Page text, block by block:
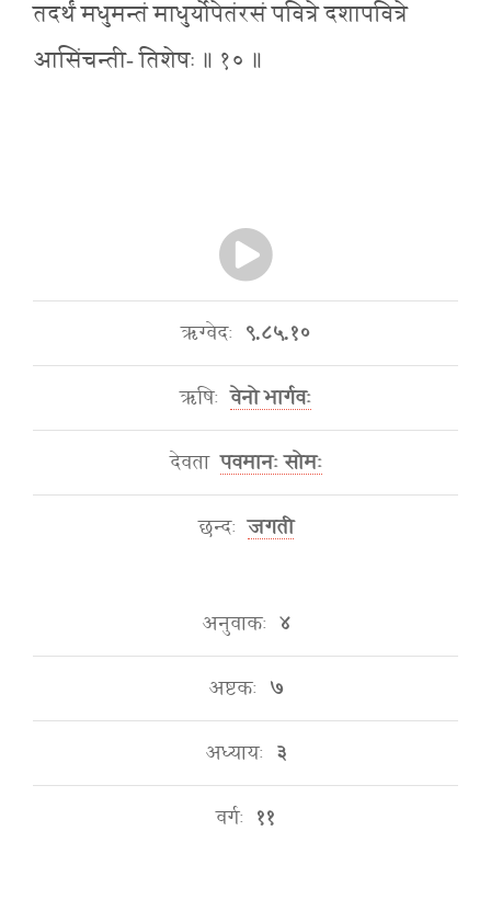
तदर्थं मधुमन्तं माधुर्योपेतंरसं पवित्रे दशापवित्रे
आसिंचन्ती- तिशेषः ॥ १० ॥
ऋग्वेदः ९.८५.१०
ऋषिः वेनो भार्गवः
देवता पवमानः सोमः
छन्दः जगती
अनुवाकः ४
अष्टकः ७
अध्यायः ३
वर्गः ११